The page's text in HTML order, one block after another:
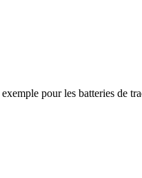
pour les batteries de